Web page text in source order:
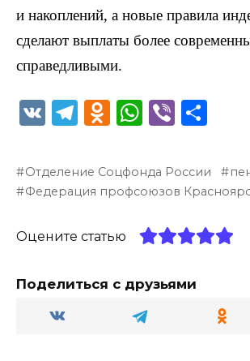
и накоплений, а новые правила
сделают выплаты более
справедливыми.
V
T
e
g
m
O
n
o
a
ni
ki
W
a
ts
p
Vi
er п
р
в
ь
Отделение Соцфонда России
Федерация профсоюзов
Оцените статью
Поделиться с друзьями